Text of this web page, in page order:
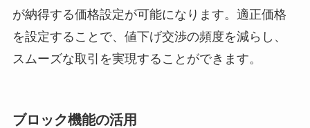
が納得する価格設定が可能になります。適正価格
を設定することで、値下げ交渉の頻度を減らし、
スムーズな取引を実現することができます。
ブロック機能の活用